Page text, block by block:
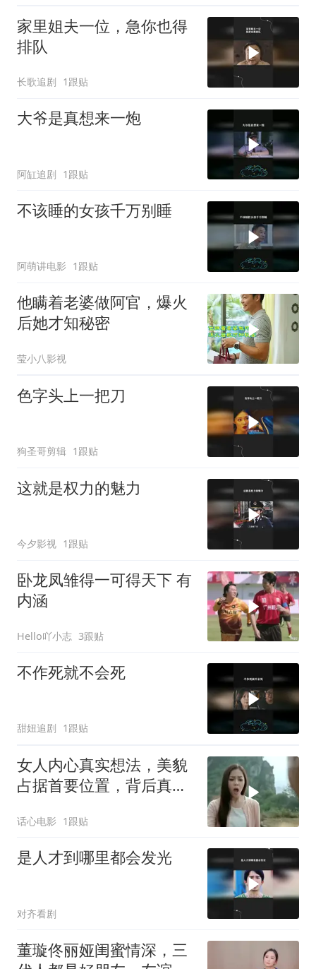
家里姐夫一位，急你也得
排队
长歌追剧 1跟贴
大爷是真想来一炮
阿缸追剧 1跟贴
不该睡的女孩千万别睡
阿萌讲电影 1跟贴
他瞒着老婆做阿官，爆火
后她才知秘密
莹小八影视
色字头上一把刀
狗圣哥剪辑 1跟贴
这就是权力的魅力
今夕影视 1跟贴
卧龙凤雏得一可得天下 有
内涵
Hello吖小志 3跟贴
不作死就不会死
甜妞追剧 1跟贴
女人内心真实想法，美貌
占据首要位置，背后真相
话心电影 1跟贴
是人才到哪里都会发光
对齐看剧
董璇佟丽娅闺蜜情深，三